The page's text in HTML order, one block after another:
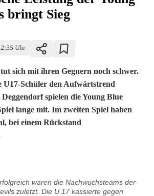
bringt Sieg
Uhr
sich mit ihren Gegnern noch schwer.
U17-Schüler den Aufwärtstrend
Deggendorf spielen die Young Blue
lange mit. Im zweiten Spiel haben
bei einem Rückstand
waren die Nachwuchsteams der
zuletzt. Die U 17 kassierte gegen